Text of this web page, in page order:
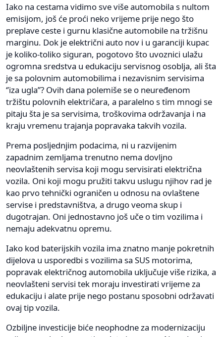
Iako na cestama vidimo sve više automobila s nultom
emisijom, još će proći neko vrijeme prije nego što
preplave ceste i gurnu klasične automobile na tržišnu
marginu. Dok je električni auto nov i u garanciji kupac
je koliko-toliko siguran, pogotovo što uvoznici ulažu
ogromna sredstva u edukaciju servisnog osoblja, ali šta
je sa polovnim automobilima i nezavisnim servisima
‘’iza ugla’’? Ovih dana polemiše se o neuređenom
tržištu polovnih električara, a paralelno s tim mnogi se
pitaju šta je sa servisima, troškovima održavanja i na
kraju vremenu trajanja popravaka takvih vozila.
Prema posljednjim podacima, ni u razvijenim
zapadnim zemljama trenutno nema dovljno
neovlaštenih servisa koji mogu servisirati električna
vozila. Oni koji mogu pružiti takvu uslugu njihov rad je
kao prvo tehnički ograničen u odnosu na ovlaštene
servise i predstavništva, a drugo veoma skup i
dugotrajan. Oni jednostavno još uče o tim vozilima i
nemaju adekvatnu opremu.
Iako kod baterijskih vozila ima znatno manje pokretnih
dijelova u usporedbi s vozilima sa SUS motorima,
popravak električnog automobila uključuje više rizika, a
neovlašteni servisi tek moraju investirati vrijeme za
edukaciju i alate prije nego postanu sposobni održavati
ovaj tip vozila.
Ozbiljne investicije biće neophodne za modernizaciju